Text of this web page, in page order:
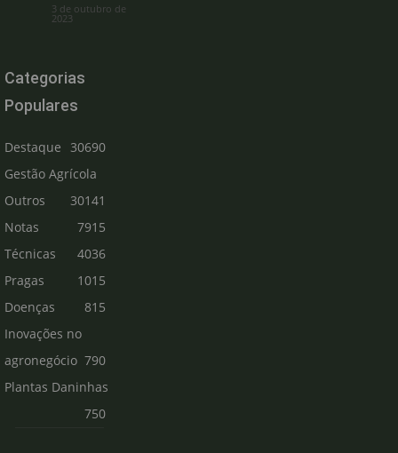
3 de outubro de
2023
Categorias
Populares
Destaque
30690
Gestão Agrícola
30141
Outros
7915
Notas
Técnicas
4036
Pragas
1015
Doenças
815
Inovações no
agronegócio 790
Plantas Daninhas
750